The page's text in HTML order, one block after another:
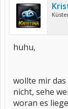
huhu,
wollte mir
nicht, sehe
woran es